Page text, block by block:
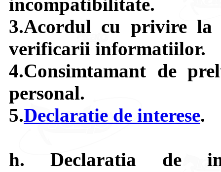
3.Acordul cu privire la
verificarii informatiilor.
4.Consimtamant de
personal.
5.Declaratie de interese.
h. Declaratia de